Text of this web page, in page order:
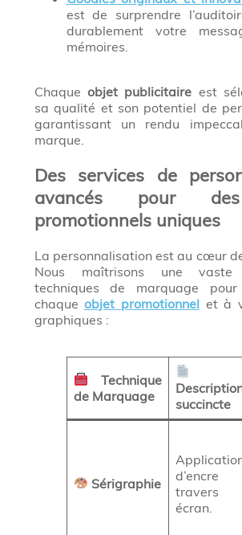
est de surprendre
durablement votre
mémoires.
Chaque objet publicitaire est
sa qualité et son potentiel de
garantissant un rendu
marque.
Des services de
avancés pour
promotionnels uniques
La personnalisation est au cœur
Nous maîtrisons une
techniques de marquage
chaqueobjet promotionnelet à
graphiques :
Technique
de Marquage
succincte
Sérigraphie
travers
écran.